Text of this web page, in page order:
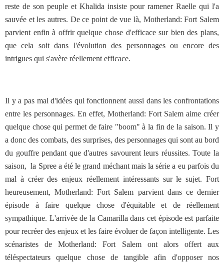
reste de son peuple et Khalida insiste pour ramener Raelle qui l'a
sauvée et les autres. De ce point de vue là, Motherland: Fort Salem
parvient enfin à offrir quelque chose d'efficace sur bien des plans,
que cela soit dans l'évolution des personnages ou encore des
intrigues qui s'avère réellement efficace.
Il y a pas mal d'idées qui fonctionnent aussi dans les confrontations
entre les personnages. En effet, Motherland: Fort Salem aime créer
quelque chose qui permet de faire "boom" à la fin de la saison. Il y
a donc des combats, des surprises, des personnages qui sont au bord
du gouffre pendant que d'autres savourent leurs réussites. Toute la
saison, la Spree a été le grand méchant mais la série a eu parfois du
mal à créer des enjeux réellement intéressants sur le sujet. Fort
heureusement, Motherland: Fort Salem parvient dans ce dernier
épisode à faire quelque chose d'équitable et de réellement
sympathique. L'arrivée de la Camarilla dans cet épisode est parfaite
pour recréer des enjeux et les faire évoluer de façon intelligente. Les
scénaristes de Motherland: Fort Salem ont alors offert aux
téléspectateurs quelque chose de tangible afin d'opposer nos